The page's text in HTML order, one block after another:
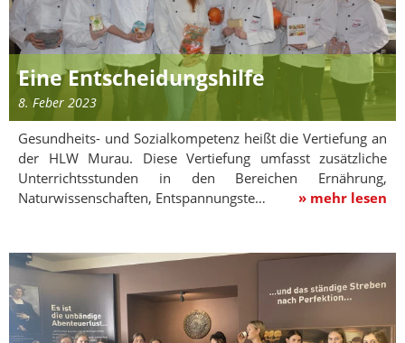
Eine Entscheidungshilfe
8. Feber 2023
Gesundheits- und Sozialkompetenz heißt die Vertiefung an
der HLW Murau. Diese Vertiefung umfasst zusätzliche
Unterrichtsstunden in den Bereichen Ernährung,
Naturwissenschaften, Entspannungste…
» mehr lesen